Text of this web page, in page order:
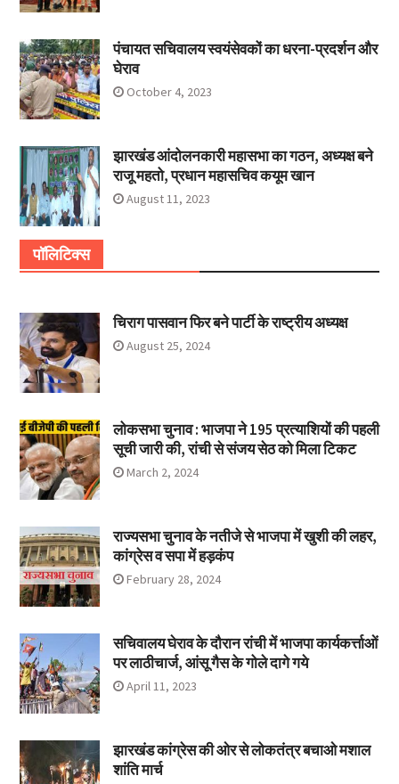
पंचायत सचिवालय स्वयंसेवकों का धरना-प्रदर्शन और
घेराव
October 4, 2023
झारखंड आंदोलनकारी महासभा का गठन, अध्यक्ष बने
राजू महतो, प्रधान महासचिव कयूम खान
August 11, 2023
पॉलिटिक्स
चिराग पासवान फिर बने पार्टी के राष्ट्रीय अध्यक्ष
August 25, 2024
लोकसभा चुनाव : भाजपा ने 195 प्रत्याशियों की पहली
सूची जारी की, रांची से संजय सेठ को मिला टिकट
March 2, 2024
राज्यसभा चुनाव के नतीजे से भाजपा में खुशी की लहर,
कांग्रेस व सपा में हड़कंप
February 28, 2024
सचिवालय घेराव के दौरान रांची में भाजपा कार्यकर्त्ताओं
पर लाठीचार्ज, आंसू गैस के गोले दागे गये
April 11, 2023
झारखंड कांग्रेस की ओर से लोकतंत्र बचाओ मशाल
शांति मार्च